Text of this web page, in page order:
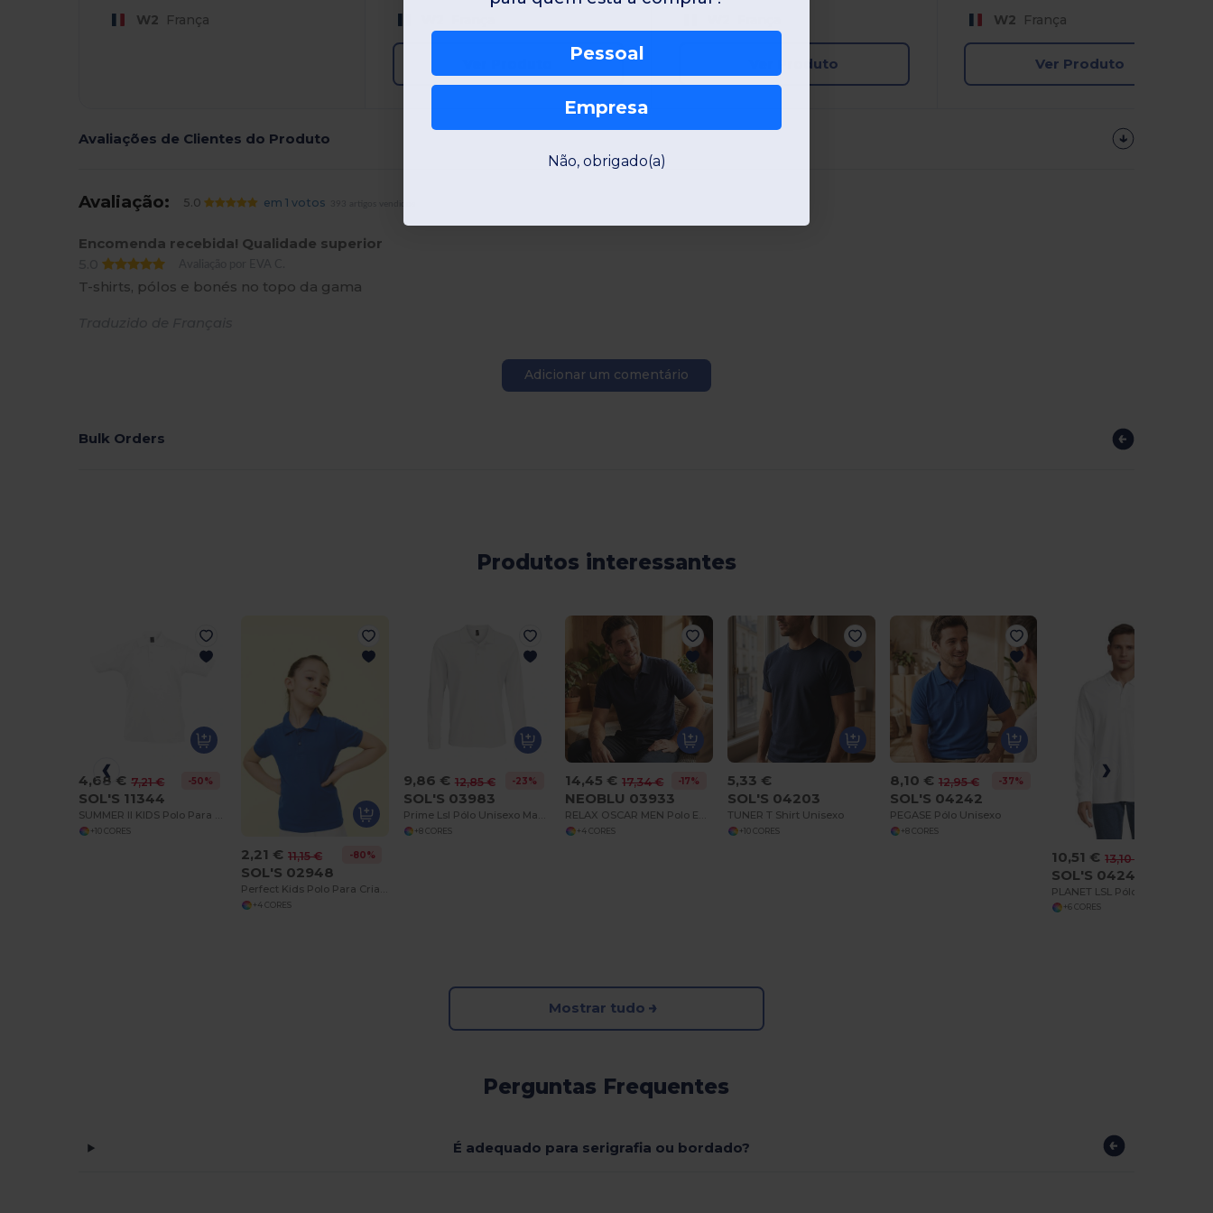
W2 França
Ver Produto
W2 França
Ver Produto
Avaliações de Clientes do Produto
Avaliação: 5.0 em 1 votos
Encomenda recebida! Qualidade superior
5.0
T-shirts, pólos e bonés no topo da gama
Adicionar um comentário
Bulk Orders
Produtos interessantes
4,68 € 7,21 € -50%
SOL'S 11344
+10 CORES
2,21 € 11,15 € -80%
SOL'S 02948
+4 CORES
9,86 € 12,85 € -23%
SOL'S 03983
+8 CORES
14,45 € 17,34 € -17%
NEOBLU 03933
+4 CORES
5,33 €
SOL'S 04203
TUNER T Shirt Unisexo
+10 CORES
8,10 € 12,95 € -37%
SOL'S 04242
PEGASE Pólo Unisexo
+8 CORES
10,51 € 13,10 €
SOL'S 04241
+6 CORES
Mostrar tudo
Perguntas Frequentes
É adequado para serigrafia ou bordado?
Pessoal
Empresa
Não, obrigado(a)